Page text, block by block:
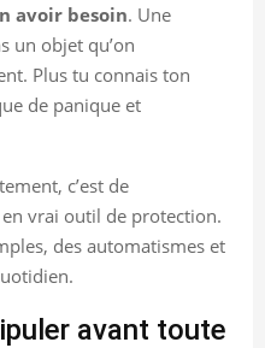
avoir besoin. Une
un objet qu’on
Plus tu connais ton
de panique et
c’est de
vrai outil de protection.
des automatismes et
avant toute